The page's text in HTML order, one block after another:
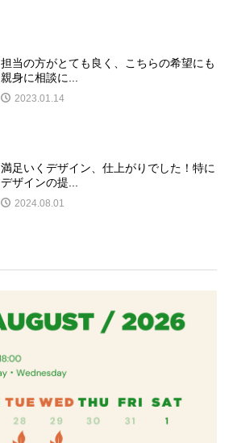
担当の方がとても良く、こちらの希望にも
親身に相談に...
2023.01.14
満足いくデザイン、仕上がりでした！特に
デザインの提...
2024.08.01